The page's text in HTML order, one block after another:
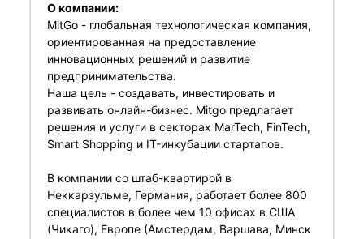
О компании:
MitGo - глобальная технологическая компания,
ориентированная на предоставление
инновационных решений и развитие
предпринимательства.
Наша цель - создавать, инвестировать и
развивать онлайн-бизнес. Mitgo предлагает
решения и услуги в секторах MarTech, FinTech,
Smart Shopping и IT-инкубации стартапов.
В компании со штаб-квартирой в
Неккарзульме, Германия, работает более 800
специалистов в более чем 10 офисах в США
(Чикаго), Европе (Амстердам, Варшава, Минск